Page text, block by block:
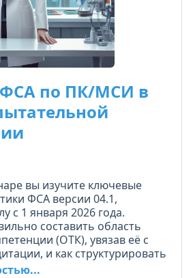
по ПК/МСИ в
вы изучите ключевые
ФСА версии 04.1,
с 1 января 2026 года.
составить область
(ОТК), увязав её с
и как структурировать
и объекты.